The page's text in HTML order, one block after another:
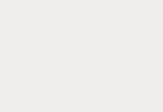
est exempte d'additifs
des anti-agglomérants
gluten, et est végane.